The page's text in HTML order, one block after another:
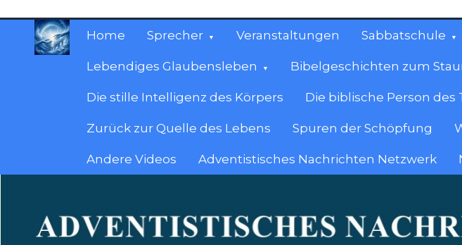
springen
Home Sprecher Veranstaltungen Sabbatschule
Lebendiges Glaubensleben Bibelgeschichten zum
Die stille Intelligenz des Körpers Die biblische Person des
Zurück zur Quelle des Lebens Spuren der Schöpfung
Andere Videos Adventistisches Nachrichten Netzwerk
Christliche Ressourcen